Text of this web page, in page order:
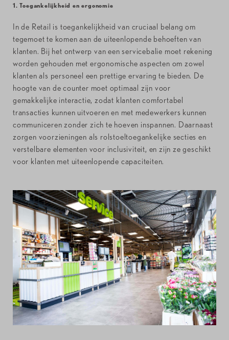
1. Toegankelijkheid en ergonomie
In de Retail is toegankelijkheid van cruciaal belang om
tegemoet te komen aan de uiteenlopende behoeften van
klanten. Bij het ontwerp van een servicebalie moet rekening
worden gehouden met ergonomische aspecten om zowel
klanten als personeel een prettige ervaring te bieden. De
hoogte van de counter moet optimaal zijn voor
gemakkelijke interactie, zodat klanten comfortabel
transacties kunnen uitvoeren en met medewerkers kunnen
communiceren zonder zich te hoeven inspannen. Daarnaast
zorgen voorzieningen als rolstoeltoegankelijke secties en
verstelbare elementen voor inclusiviteit, en zijn ze geschikt
voor klanten met uiteenlopende capaciteiten.